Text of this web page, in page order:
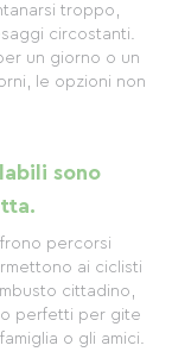
troppo,
circostanti.
un giorno o un
le opzioni non
sono
percorsi
ai ciclisti
cittadino,
perfetti per gite
o gli amici.